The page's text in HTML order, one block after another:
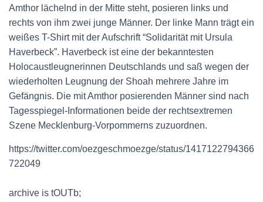
Amthor lächelnd in der Mitte steht, posieren links und
rechts von ihm zwei junge Männer. Der linke Mann trägt ein
weißes T-Shirt mit der Aufschrift “Solidarität mit Ursula
Haverbeck”. Haverbeck ist eine der bekanntesten
Holocaustleugnerinnen Deutschlands und saß wegen der
wiederholten Leugnung der Shoah mehrere Jahre im
Gefängnis. Die mit Amthor posierenden Männer sind nach
Tagesspiegel-Informationen beide der rechtsextremen
Szene Mecklenburg-Vorpommerns zuzuordnen.
https://twitter.com/oezgeschmoezge/status/1417122794366
722049
archive is tOUTb;